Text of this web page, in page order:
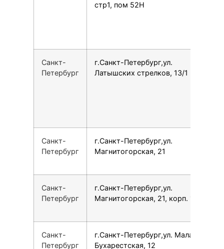
стр1, пом 52Н
Санкт-
Петербург
г.Санкт-Петербург,ул.
Латышских стрелков, 13/1
Санкт-
Петербург
г.Санкт-Петербург,ул.
Магнитогорская, 21
Санкт-
Петербург
г.Санкт-Петербург,ул.
Магнитогорская, 21, корп. 1
Санкт-
Петербург
г.Санкт-Петербург,ул. Малая
Бухарестская, 12